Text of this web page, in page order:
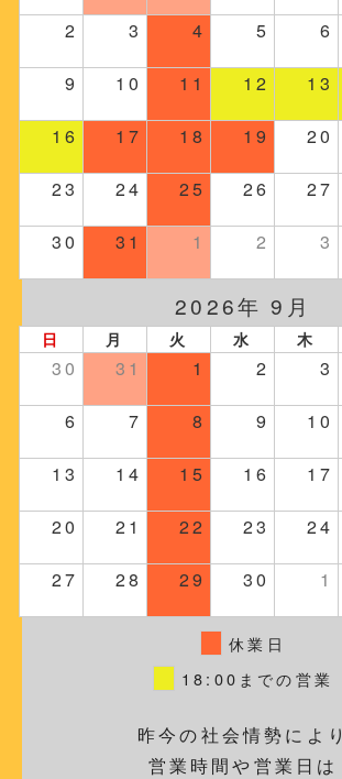
2 3 4 5 6
9 10 11 12 13
16 17 18 19 20
23 24 25 26 27
30 31 1 2 3
2026年 9月
日 月 火 水 木
30 31 1 2 3
6 7 8 9 10
13 14 15 16 17
20 21 22 23 24
27 28 29 30 1
休業日
18:00までの営業
昨今の社会情勢により
営業時間や営業日は